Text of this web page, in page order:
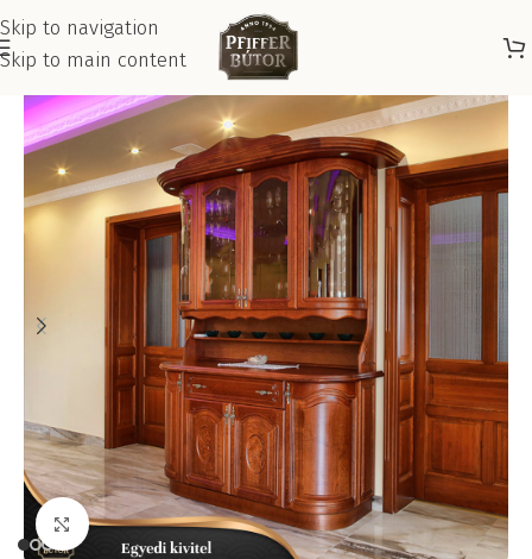
Skip to navigation
Skip to main content
Kattints a nagyításhoz